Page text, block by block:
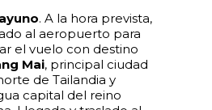
. A la hora prevista,
al aeropuerto para
el vuelo con destino
Mai, principal ciudad
de Tailandia y
capital del reino